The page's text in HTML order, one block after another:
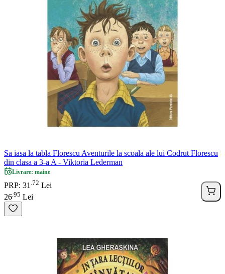
Sa iasa la tabla Florescu Aventurile la scoala ale lui Codrut Florescu
din clasa a 3-a A - Viktoria Lederman
Livrare: maine
PRP: 31 72 Lei
26 95 Lei